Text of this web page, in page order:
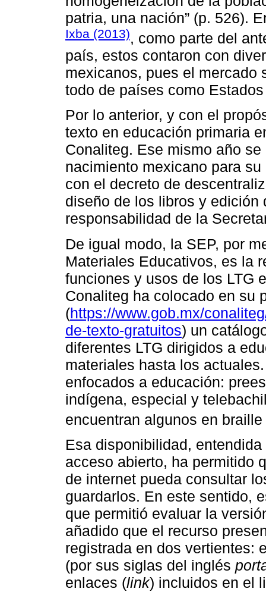
patria, una nación” (p. 526).
Ixba (2013), como parte del
país, estos contaron con
mexicanos, pues el mercado
todo de países como
Por lo anterior, y con el
texto en educación primaria
Conaliteg. Ese mismo año
nacimiento mexicano para
con el decreto de
diseño de los libros y
responsabilidad de la
De igual modo, la SEP, por
Materiales Educativos, es la
funciones y usos de los LTG
Conaliteg ha colocado en su
(https://www.gob.mx/
de-texto-gratuitos) un
diferentes LTG dirigidos a
materiales hasta los
enfocados a educación:
indígena, especial y
encuentran algunos en
Esa disponibilidad,
acceso abierto, ha permitido
de internet pueda consultar
guardarlos. En este sentido,
que permitió evaluar la
añadido que el recurso
registrada en dos vertientes:
(por sus siglas del inglés
enlaces (link) incluidos en el